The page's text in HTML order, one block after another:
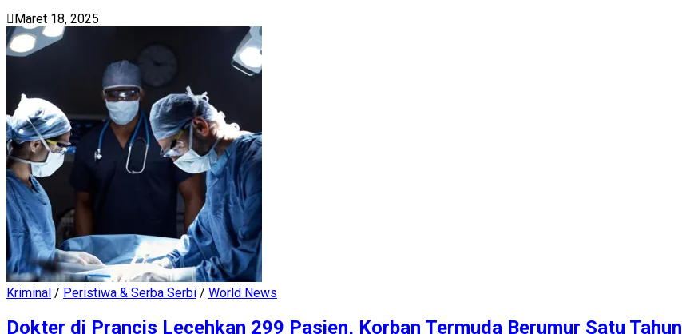
Maret 18, 2025
Kriminal / Peristiwa & Serba Serbi / World News
Dokter di Prancis Lecehkan 299 Pasien, Korban Termuda Berumur Satu Tahun